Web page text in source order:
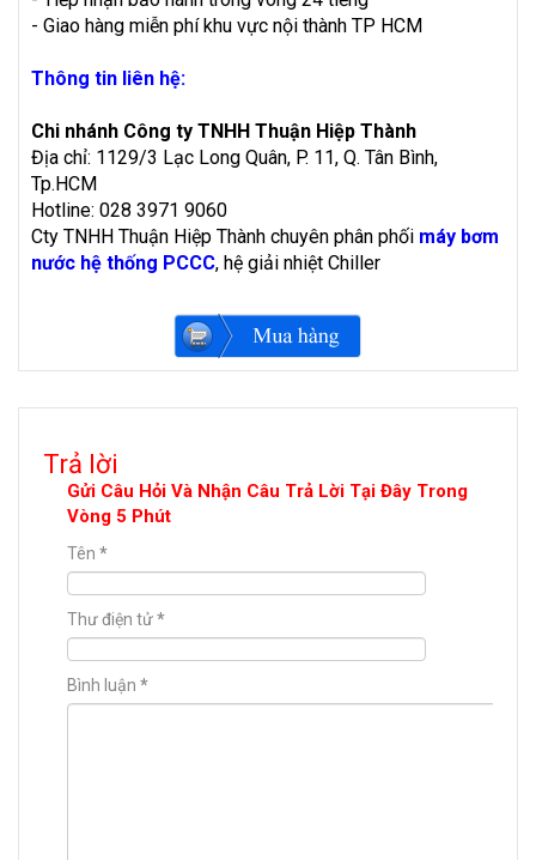
- Giao hàng miễn phí khu vực nội thành TP HCM
Thông tin liên hệ:
Chi nhánh Công ty TNHH Thuận Hiệp Thành
Địa chỉ: 1129/3 Lạc Long Quân, P. 11, Q. Tân Bình,
Tp.HCM
Hotline: 028 3971 9060
Cty TNHH Thuận Hiệp Thành chuyên phân phối máy bơm
nước hệ thống PCCC, hệ giải nhiệt Chiller
Trả lời
Gửi Câu Hỏi Và Nhận Câu Trả Lời Tại Đây Trong
Vòng 5 Phút
Tên *
Thư điện tử*
Bình luận *